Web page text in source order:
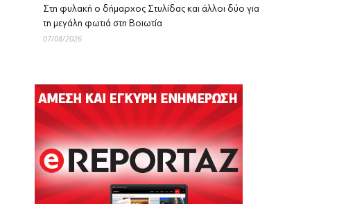
Στη φυλακή ο δήμαρχος Στυλίδας και άλλοι δύο για
τη μεγάλη φωτιά στη Βοιωτία
07/08/2026